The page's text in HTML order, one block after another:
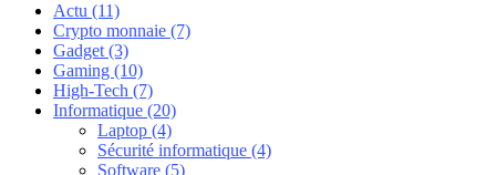
Actu (11)
Crypto monnaie (7)
Gadget (3)
Gaming (10)
High-Tech (7)
Informatique (20)
Laptop (4)
Sécurité informatique (4)
Software (5)